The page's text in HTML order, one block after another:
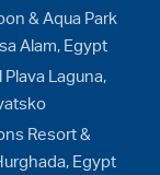
& Aqua Park
Alam, Egypt
Laguna,
Resort &
Egypt